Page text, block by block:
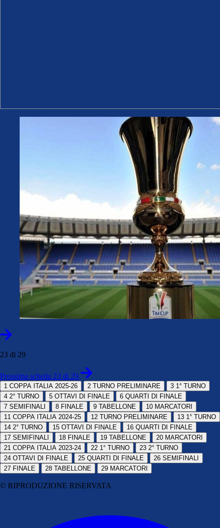
23 di 29
Prossima scheda 23 di 29
1 COPPA ITALIA 2025-26 2 TURNO PRELIMINARE 3 1° TURNO
4 2° TURNO 5 OTTAVI DI FINALE 6 QUARTI DI FINALE
7 SEMIFINALI 8 FINALE 9 TABELLONE 10 MARCATORI
11 COPPA ITALIA 2024-25 12 TURNO PRELIMINARE 13 1° TURNO
14 2° TURNO 15 OTTAVI DI FINALE 16 QUARTI DI FINALE
17 SEMIFINALI 18 FINALE 19 TABELLONE 20 MARCATORI
21 COPPA ITALIA 2023-24 22 1° TURNO 23 2° TURNO
24 OTTAVI DI FINALE 25 QUARTI DI FINALE 26 SEMIFINALI
27 FINALE 28 TABELLONE 29 MARCATORI
© RIPRODUZIONE RISERVATA